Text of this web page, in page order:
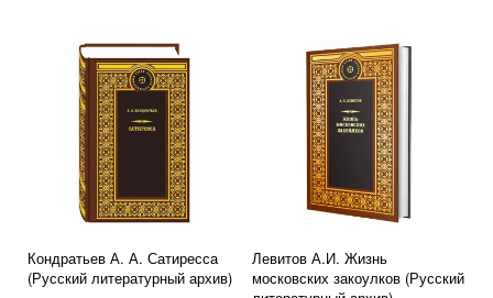
Кондратьев А. А. Сатиресса
(Русский литературный архив)
Левитов А.И. Жизнь
московских закоулков (Русский